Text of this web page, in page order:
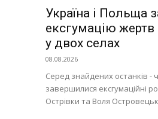
Україна і Польща
ексгумацію жертв
у двох селах
08.08.2026
Серед знайдених останків -
завершилися ексгумаційні
Острівки та Воля